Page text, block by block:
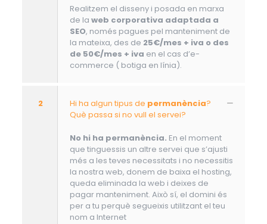
Realitzem el disseny i posada en marxa
de la web corporativa adaptada a
SEO, només pagues pel manteniment de
la mateixa, des de 25€/mes + iva o des
de 50€/mes + iva en el cas d’e-
commerce ( botiga en línia).
2 Hi ha algun tipus de permanència?
Què passa si no vull el servei?
No hi ha permanència. En el moment
que tinguessis un altre servei que s’ajusti
més a les teves necessitats i no necessitis
la nostra web, donem de baixa el hosting,
queda eliminada la web i deixes de
pagar manteniment. Això sí, el domini és
per a tu perquè segueixis utilitzant el teu
nom a Internet